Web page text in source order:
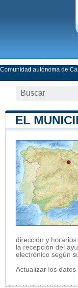
Comunidad autónoma de
EL
dirección y
la recepción del
electrónico según
Actualizar los datos